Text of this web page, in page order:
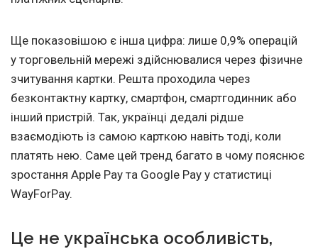
Ще показовішою є інша цифра: лише 0,9% операцій
у торговельній мережі здійснювалися через фізичне
зчитування картки. Решта проходила через
безконтактну картку, смартфон, смартгодинник або
інший пристрій. Так, українці дедалі рідше
взаємодіють із самою карткою навіть тоді, коли
платять нею. Саме цей тренд багато в чому пояснює
зростання Apple Pay та Google Pay у статистиці
WayForPay.
Це не українська особливість,